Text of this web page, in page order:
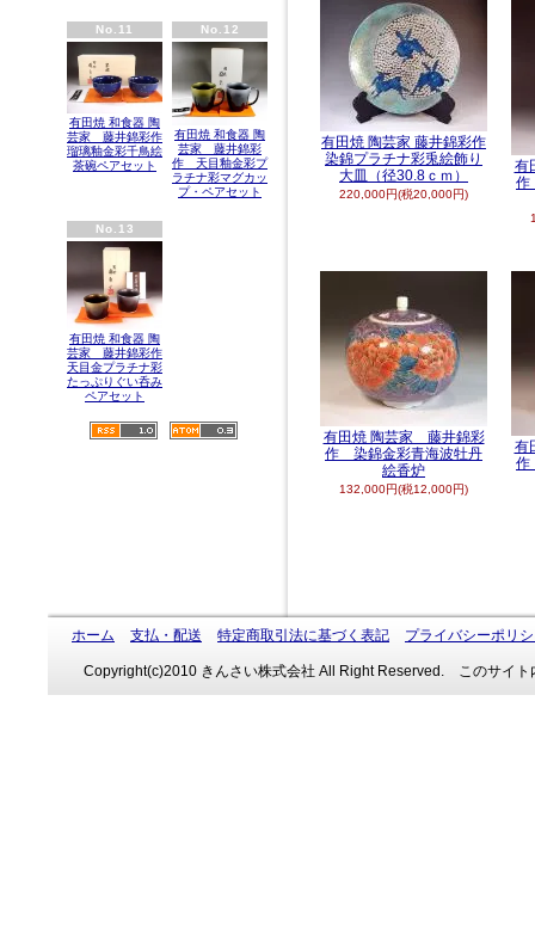
No.11
有田焼 和食器 陶
芸家 藤井錦彩作
瑠璃釉金彩千鳥絵
茶碗ペアセット
No.12
有田焼 和食器 陶
芸家 藤井錦彩
作 天目釉金彩プ
ラチナ彩マグカッ
プ・ペアセット
No.13
有田焼 和食器 陶
芸家 藤井錦彩作
天目金プラチナ彩
たっぷりぐい呑み
ペアセット
有田焼 陶芸家 藤井錦彩作
染錦プラチナ彩兎絵飾り
大皿（径30.8ｃｍ）
220,000円(税20,000円)
有
作
有田焼 陶芸家 藤井錦彩
作 染錦金彩青海波牡丹
絵香炉
132,000円(税12,000円)
有
作
ホーム 支払・配送 特定商取引法に基づく表記 プライバシーポリ
Copyright(c)2010 きんさい株式会社 All Right Reserved. このサイト